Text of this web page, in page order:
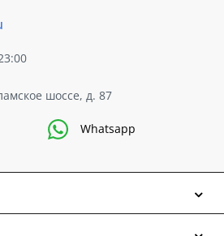
шоссе, д. 87
Whatsapp